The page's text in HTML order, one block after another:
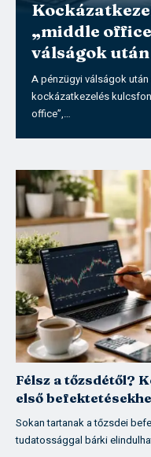
„middle
válságok után
A pénzügyi válságok
kockázatkezelés
office”,…
Félsz a tőzsdétől?
első
Sokan tartanak a tőzsdei
tudatossággal bárki